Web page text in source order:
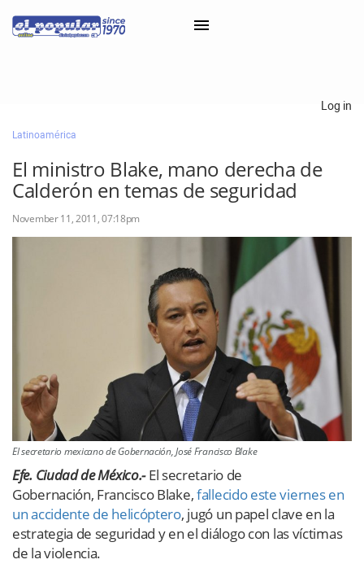
Classifieds
Categorías
Iniciar sesión con Clascal
Log in
Latinoamérica
El ministro Blake, mano derecha de
Calderón en temas de seguridad
November 11, 2011, 07:18pm
El secretario mexicano de Gobernación, José Francisco Blake
Efe. Ciudad de México.-El secretario de
Gobernación, Francisco Blake,fallecido este viernes en
un accidente de helicóptero, jugó un papel clave en la
estrategia de seguridad y en el diálogo con las víctimas
de la violencia.